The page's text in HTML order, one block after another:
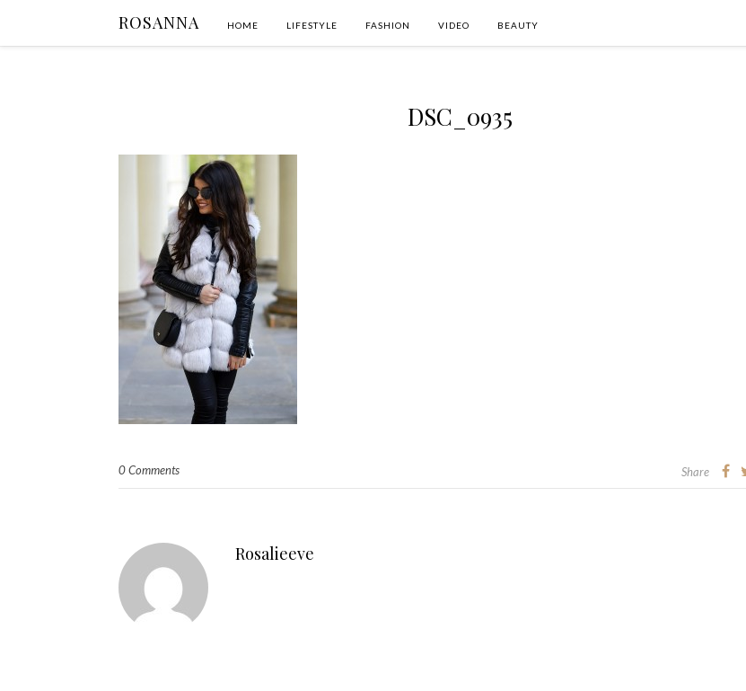
ROSANNA HOME LIFESTYLE FASHION VIDEO BEAUTY
DSC_0935
0 Comments Share
Rosalieeve